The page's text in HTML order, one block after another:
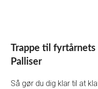
Trappe til
Palliser
Så gør du dig klar til at